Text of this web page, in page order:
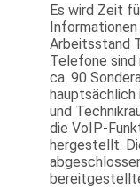
Es wird Zeit
Informationen
Arbeitsstand
Telefone sind
ca. 90
hauptsächlich
und
die VoIP-
hergestellt.